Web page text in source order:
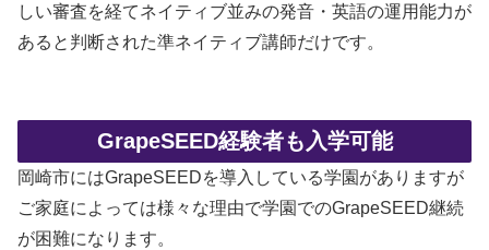
しい審査を経てネイティブ並みの発音・英語の運用能力が
あると判断された準ネイティブ講師だけです。
GrapeSEED経験者も入学可能
岡崎市にはGrapeSEEDを導入している学園がありますが
ご家庭によっては様々な理由で学園でのGrapeSEED継続
が困難になります。